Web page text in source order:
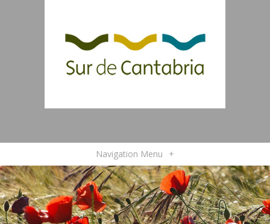
Navigation Menu +